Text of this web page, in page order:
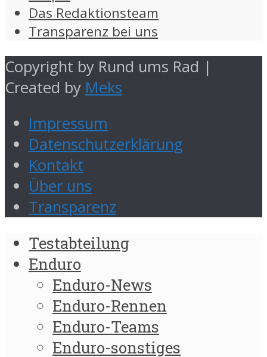
Das Redaktionsteam
Transparenz bei uns
Copyright by Rund ums Rad |
Created by Meks
Impressum
Datenschutzerklärung
Kontakt
Über uns
Transparenz
Testabteilung
Enduro
Enduro-News
Enduro-Rennen
Enduro-Teams
Enduro-sonstiges